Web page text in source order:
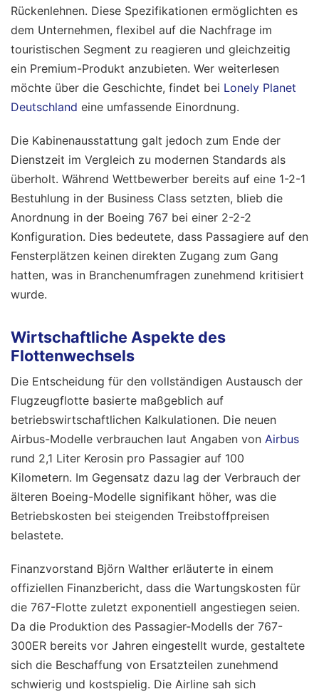
Rückenlehnen. Diese Spezifikationen ermöglichten es
dem Unternehmen, flexibel auf die Nachfrage im
touristischen Segment zu reagieren und gleichzeitig
ein Premium-Produkt anzubieten. Wer weiterlesen
möchte über die Geschichte, findet bei Lonely Planet
Deutschland eine umfassende Einordnung.
Die Kabinenausstattung galt jedoch zum Ende der
Dienstzeit im Vergleich zu modernen Standards als
überholt. Während Wettbewerber bereits auf eine 1-2-1
Bestuhlung in der Business Class setzten, blieb die
Anordnung in der Boeing 767 bei einer 2-2-2
Konfiguration. Dies bedeutete, dass Passagiere auf den
Fensterplätzen keinen direkten Zugang zum Gang
hatten, was in Branchenumfragen zunehmend kritisiert
wurde.
Wirtschaftliche Aspekte des
Flottenwechsels
Die Entscheidung für den vollständigen Austausch der
Flugzeugflotte basierte maßgeblich auf
betriebswirtschaftlichen Kalkulationen. Die neuen
Airbus-Modelle verbrauchen laut Angaben von Airbus
rund 2,1 Liter Kerosin pro Passagier auf 100
Kilometern. Im Gegensatz dazu lag der Verbrauch der
älteren Boeing-Modelle signifikant höher, was die
Betriebskosten bei steigenden Treibstoffpreisen
belastete.
Finanzvorstand Björn Walther erläuterte in einem
offiziellen Finanzbericht, dass die Wartungskosten für
die 767-Flotte zuletzt exponentiell angestiegen seien.
Da die Produktion des Passagier-Modells der 767-
300ER bereits vor Jahren eingestellt wurde, gestaltete
sich die Beschaffung von Ersatzteilen zunehmend
schwierig und kostspielig. Die Airline sah sich